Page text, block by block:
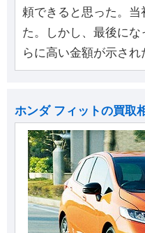
頼できると思った。
た。しかし、最後に
らに高い金額が示され
ホンダ フィットの買取